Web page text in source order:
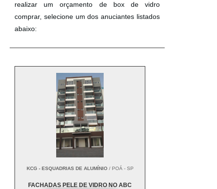
realizar um orçamento de box de vidro
comprar, selecione um dos anuciantes listados
abaixo:
KCG - ESQUADRIAS DE ALUMÍNIO/ POÁ - SP
FACHADAS PELE DE VIDRO NO ABC